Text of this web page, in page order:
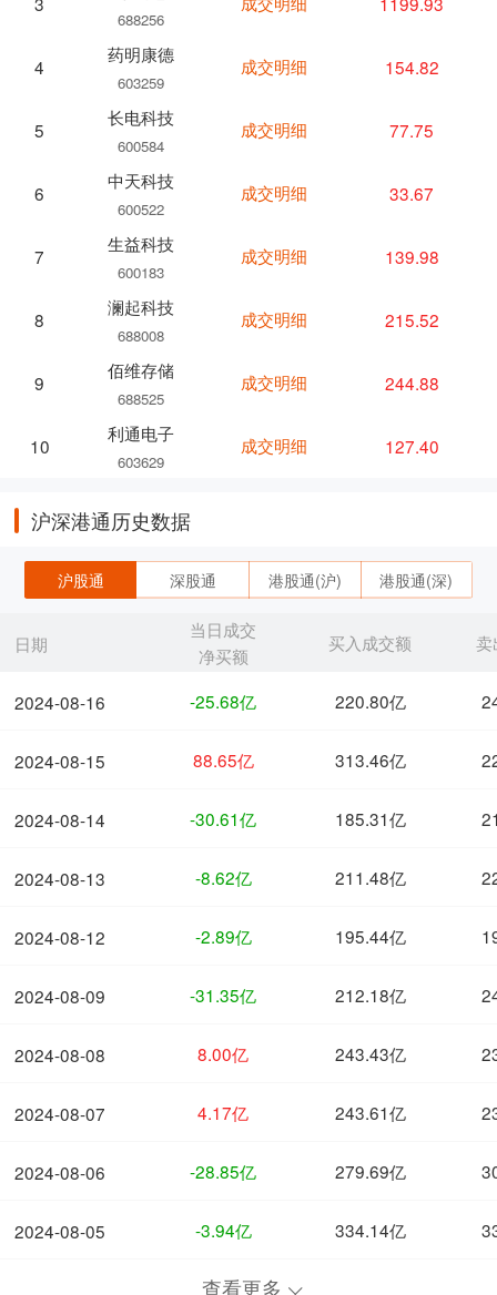
688256
4
药明康德
603259
5
长电科技
600584
6
中天科技
600522
7
生益科技
600183
8
澜起科技
688008
9
佰维存储
688525
10
利通电子
603629
成交明细 154.82
成交明细 77.75
成交明细 33.67
成交明细 139.98
成交明细 215.52
成交明细 244.88
成交明细 127.40
沪深港通历史数据
沪股通 深股通 港股通(沪) 港股通(深)
日期
2024-08-16
2024-08-15
2024-08-14
2024-08-13
2024-08-12
2024-08-09
2024-08-08
2024-08-07
2024-08-06
2024-08-05
当日成交
净买额
买入成交额 卖
-25.68亿 220.80亿
88.65亿 313.46亿
-30.61亿 185.31亿
-8.62亿 211.48亿
-2.89亿 195.44亿
-31.35亿 212.18亿
8.00亿 243.43亿
4.17亿 243.61亿
-28.85亿 279.69亿
-3.94亿 334.14亿
查看更多